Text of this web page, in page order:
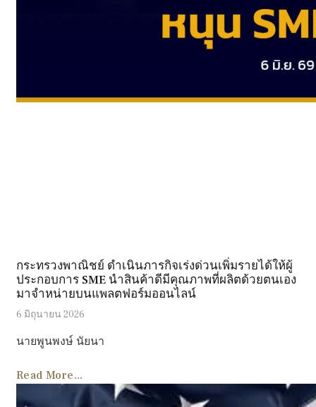
กระทรวงพาณิชย์ ดำเนินภารกิจเร่งด่วนเพิ่มรายได้ให้ผู้
ประกอบการ SME นำสินค้าดีมีคุณภาพที่ผลิตด้วยตนเอง
มาจำหน่ายบนแพลตฟอร์มออนไลน์
6 มิถุนายน 2026
นายพูนพงษ์ นัยนา
Read More...